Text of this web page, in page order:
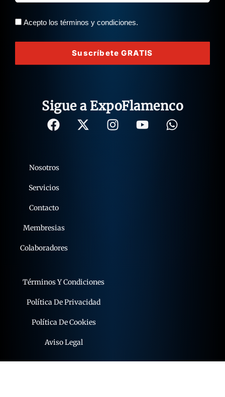
Acepto los términos y condiciones.
Suscríbete GRATIS
Sigue a ExpoFlamenco
Términos Y Condiciones
Política De Privacidad
Política De Cookies
Aviso Legal
Nosotros
Servicios
Contacto
Membresias
Colaboradores